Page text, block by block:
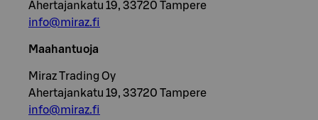
Ahertajankatu 19, 33720 Tampere
info@miraz.fi
Maahantuoja
Miraz Trading Oy
Ahertajankatu 19, 33720 Tampere
info@miraz.fi